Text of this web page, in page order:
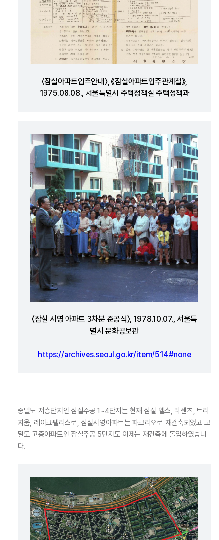
〈잠실아파트입주안내〉, 《잠실아파트입주관계철》,
1975.08.08., 서울특별시 주택정책실 주택정책과
〈잠실 시영 아파트 3차분 준공식〉, 1978.10.07., 서울특
별시 문화공보관
https://archives.seoul.go.kr/item/514#none
중밀도 저층단지인 잠실주공 1~4단지는 현재 잠실 엘스, 리센츠, 트리
지움, 레이크팰리스로, 잠실시영아파트는 파크리오로 재건축되었고 고
밀도 고층아파트인 잠실주공 5단지도 이제는 재건축에 돌입하였습니
다.